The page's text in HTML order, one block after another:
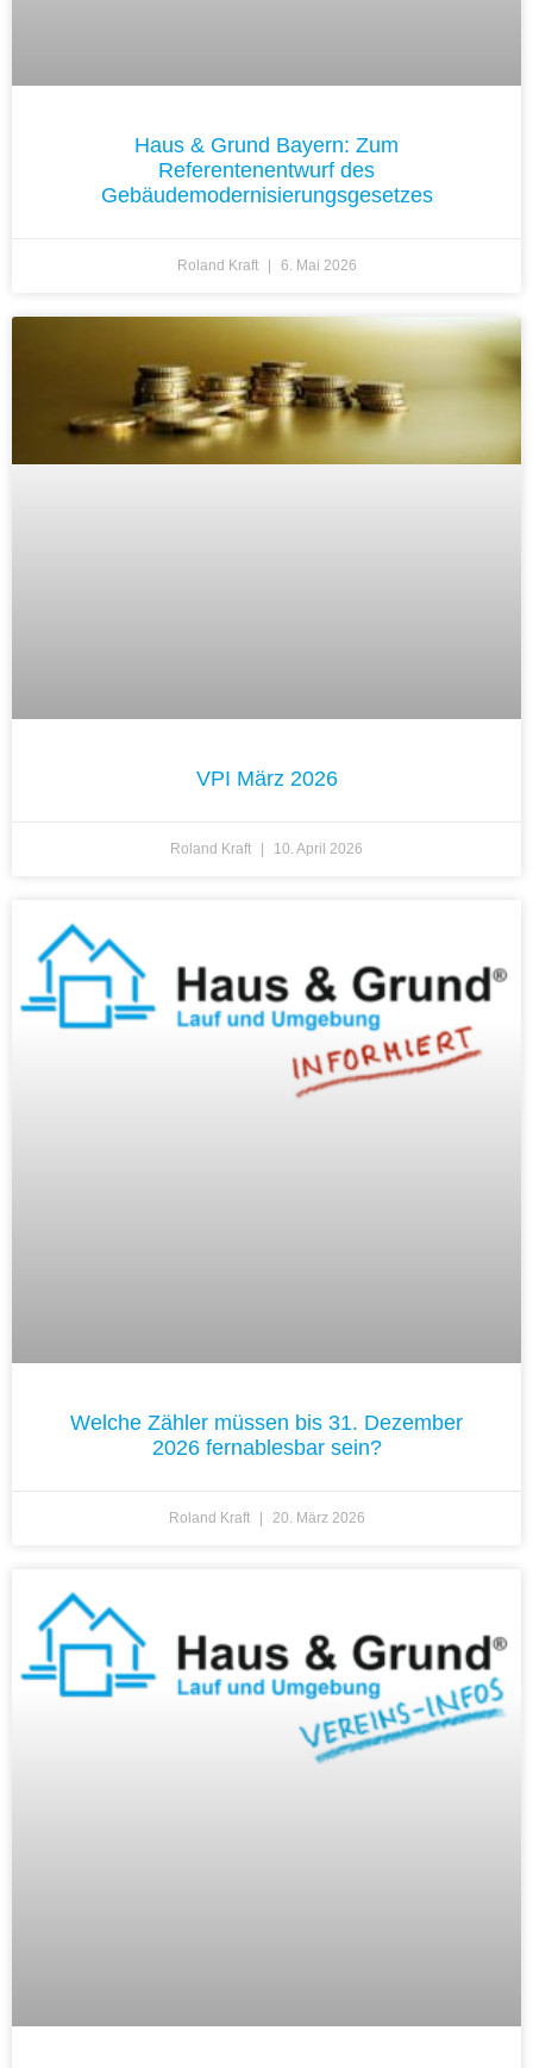
Haus & Grund Bayern: Zum
Referentenentwurf des
Gebäudemodernisierungsgesetzes
Roland Kraft 6. Mai 2026
VPI März 2026
Roland Kraft 10. April 2026
Welche Zähler müssen bis 31. Dezember
2026 fernablesbar sein?
Roland Kraft 20. März 2026